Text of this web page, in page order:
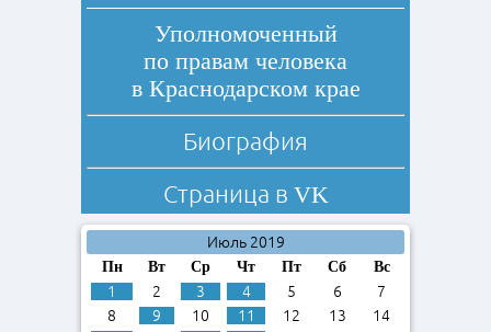
Уполномоченный
по правам человека
в Краснодарском крае
Биография
Страница в VK
Июль 2019
Пн Вт Ср Чт Пт Сб Вс
1 2 3 4 5 6
7
8
9 10 11 12 13
14